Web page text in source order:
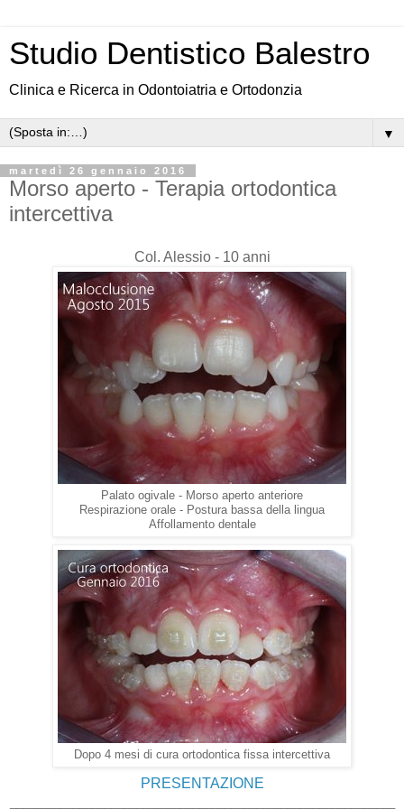
Studio Dentistico Balestro
Clinica e Ricerca in Odontoiatria e Ortodonzia
▼
martedì 26 gennaio 2016
Morso aperto - Terapia ortodontica
intercettiva
Col. Alessio - 10 anni
Palato ogivale - Morso aperto anteriore
Respirazione orale - Postura bassa della lingua
Affollamento dentale
Dopo 4 mesi di cura ortodontica fissa intercettiva
PRESENTAZIONE